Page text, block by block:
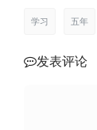
学习 五年
发表评论